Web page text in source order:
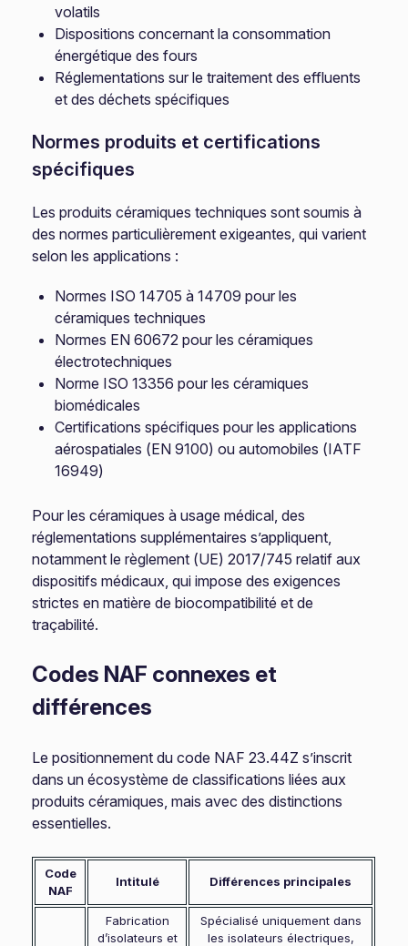
volatils
Dispositions concernant la consommation
énergétique des fours
Réglementations sur le traitement des effluents
et des déchets spécifiques
Normes produits et certifications
spécifiques
Les produits céramiques techniques sont soumis à
des normes particulièrement exigeantes, qui varient
selon les applications :
Normes ISO 14705 à 14709 pour les
céramiques techniques
Normes EN 60672 pour les céramiques
électrotechniques
Norme ISO 13356 pour les céramiques
biomédicales
Certifications spécifiques pour les applications
aérospatiales (EN 9100) ou automobiles (IATF
16949)
Pour les céramiques à usage médical, des
réglementations supplémentaires s’appliquent,
notamment le règlement (UE) 2017/745 relatif aux
dispositifs médicaux, qui impose des exigences
strictes en matière de biocompatibilité et de
traçabilité.
Codes NAF connexes et
différences
Le positionnement du code NAF 23.44Z s’inscrit
dans un écosystème de classifications liées aux
produits céramiques, mais avec des distinctions
essentielles.
Code
NAF
Intitulé Différences principales
Fabrication
d’isolateurs et
Spécialisé uniquement dans
les isolateurs électriques,